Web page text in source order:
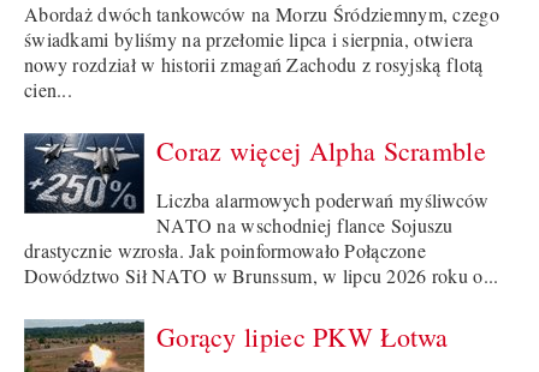
Abordaż dwóch tankowców na Morzu Śródziemnym, czego
świadkami byliśmy na przełomie lipca i sierpnia, otwiera
nowy rozdział w historii zmagań Zachodu z rosyjską flotą
cien...
Coraz więcej Alpha Scramble
Liczba alarmowych poderwań myśliwców
NATO na wschodniej flance Sojuszu
drastycznie wzrosła. Jak poinformowało Połączone
Dowództwo Sił NATO w Brunssum, w lipcu 2026 roku o...
Gorący lipiec PKW Łotwa